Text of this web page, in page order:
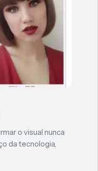
o visual nunca
da tecnologia,